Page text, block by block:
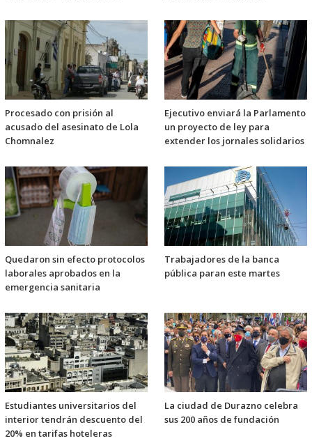
Procesado con prisión al
acusado del asesinato de Lola
Chomnalez
Ejecutivo enviará la Parlamento
un proyecto de ley para
extender los jornales solidarios
Quedaron sin efecto protocolos
laborales aprobados en la
emergencia sanitaria
Trabajadores de la banca
pública paran este martes
Estudiantes universitarios del
interior tendrán descuento del
20% en tarifas hoteleras
La ciudad de Durazno celebra
sus 200 años de fundación